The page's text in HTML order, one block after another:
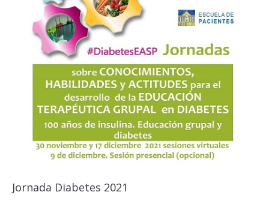
Jornada Diabetes 2021